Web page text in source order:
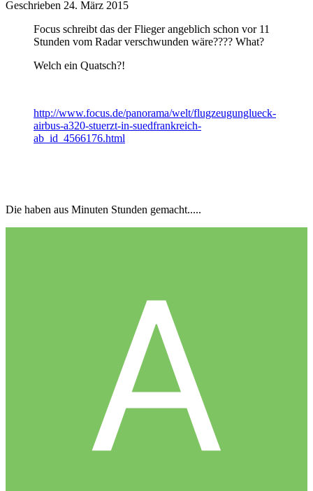
Geschrieben 24. März 2015
Focus schreibt das der Flieger angeblich schon vor 11
Stunden vom Radar verschwunden wäre???? What?
Welch ein Quatsch?!
http://www.focus.de/panorama/welt/flugzeugunglueck-
airbus-a320-stuerzt-in-suedfrankreich-
ab_id_4566176.html
Die haben aus Minuten Stunden gemacht.....